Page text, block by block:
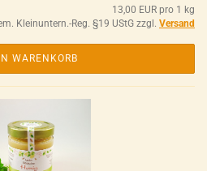
13,00 EUR pro 1 kg
Kleinuntern.-Reg. §19 UStG zzgl. Versand
WARENKORB